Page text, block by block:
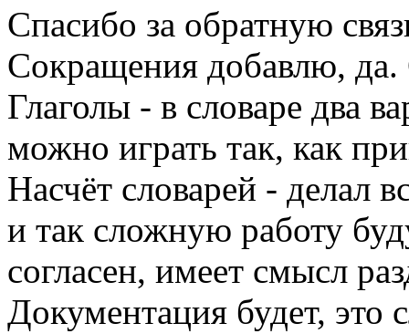
Спасибо за обратную
Сокращения добавлю,
Глаголы - в словаре два
можно играть так, как
Насчёт словарей - делал
и так сложную работу
согласен, имеет смысл
Документация будет,